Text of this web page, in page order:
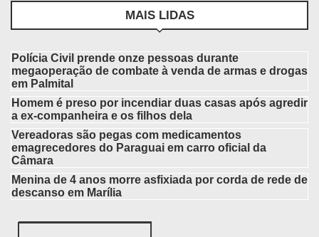
MAIS LIDAS
Polícia Civil prende onze pessoas durante
megaoperação de combate à venda de armas e drogas
em Palmital
Homem é preso por incendiar duas casas após agredir
a ex-companheira e os filhos dela
Vereadoras são pegas com medicamentos
emagrecedores do Paraguai em carro oficial da
Câmara
Menina de 4 anos morre asfixiada por corda de rede de
descanso em Marília